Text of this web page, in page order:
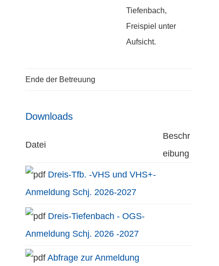
Tiefenbach,
Freispiel unter
Aufsicht.
Ende der Betreuung
Downloads
Datei
Beschr
eibung
Dreis-Tfb. -VHS und VHS+-
Anmeldung Schj. 2026-2027
Dreis-Tiefenbach - OGS-
Anmeldung Schj. 2026 -2027
Abfrage zur Anmeldung